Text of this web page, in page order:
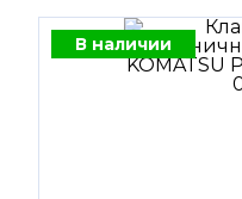
В наличии